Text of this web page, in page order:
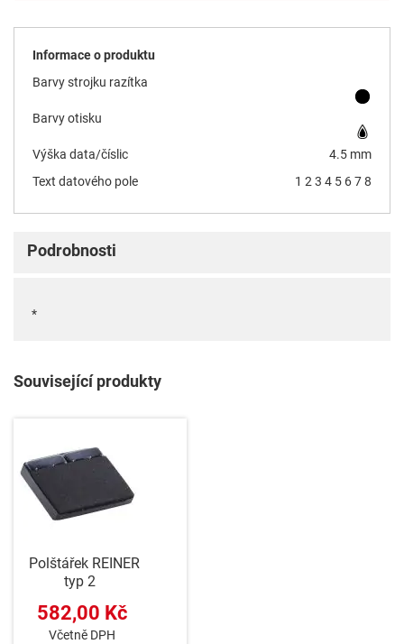
Informace o produktu
Barvy strojku razítka
Barvy otisku
Výška data/číslic
4.5 mm
Text datového pole
1 2 3 4 5 6 7 8
Podrobnosti
*
Související produkty
Polštářek REINER
typ 2
582,00 Kč
Včetně DPH